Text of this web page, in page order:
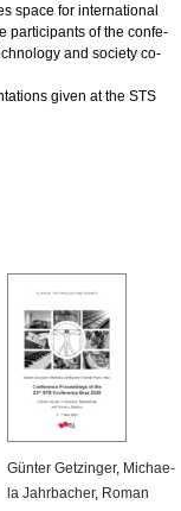
space for in­ter­na­tio­nal
par­ti­ci­pants of the con­fe­
and so­cie­ty co-
given at the STS
Gün­ter Get­zin­ger, Mi­chae­
la Jahr­ba­cher, Roman